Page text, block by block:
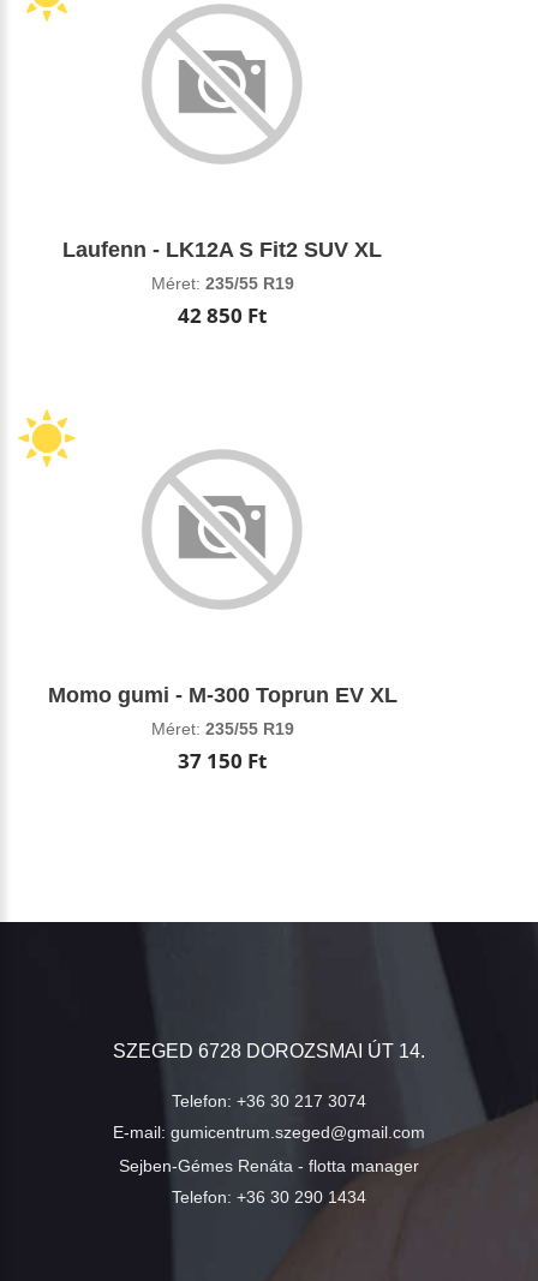
Laufenn - LK12A S Fit2 SUV XL
Méret: 235/55 R19
42 850 Ft
Momo gumi - M-300 Toprun EV XL
Méret: 235/55 R19
37 150 Ft
SZEGED 6728 DOROZSMAI ÚT 14.
Telefon: +36 30 217 3074
E-mail: gumicentrum.szeged@gmail.com
Sejben-Gémes Renáta - flotta manager
Telefon: +36 30 290 1434